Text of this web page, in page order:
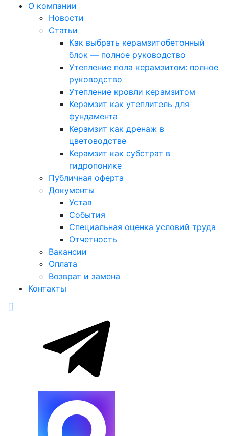
О компании
Новости
Статьи
Как выбрать керамзитобетонный
блок — полное руководство
Утепление пола керамзитом: полное
руководство
Утепление кровли керамзитом
Керамзит как утеплитель для
фундамента
Керамзит как дренаж в
цветоводстве
Керамзит как субстрат в
гидропонике
Публичная оферта
Документы
Устав
События
Специальная оценка условий труда
Отчетность
Вакансии
Оплата
Возврат и замена
Контакты